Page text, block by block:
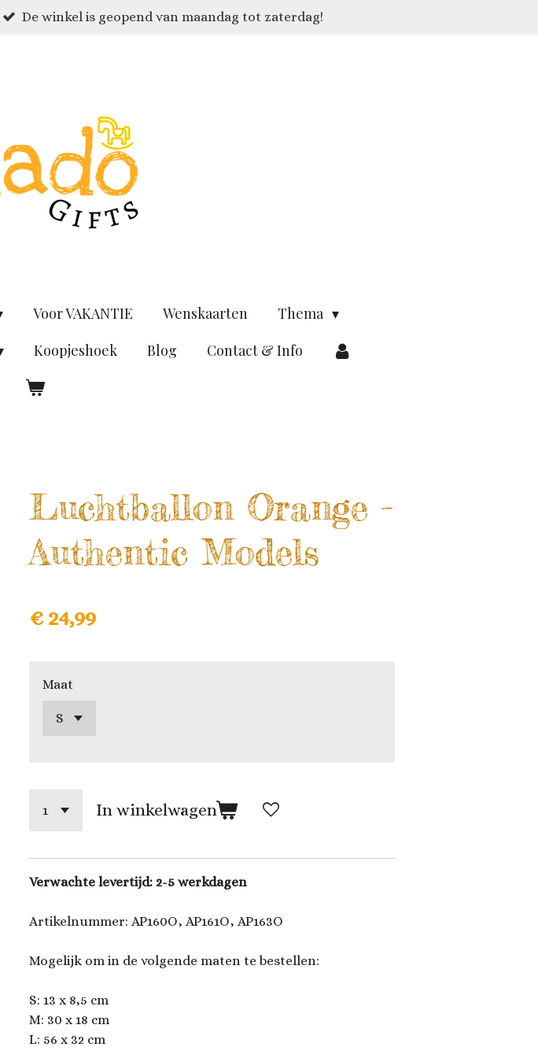
De winkel is geopend van maandag tot zaterdag!
Voor VAKANTIE Wenskaarten
Thema
Koopjeshoek Blog Contact & Info
Luchtballon Orange -
Authentic Models
€ 24,99
Maat
In winkelwagen
Verwachte levertijd: 2-5 werkdagen
Artikelnummer: AP160O, AP161O, AP163O
Mogelijk om in de volgende maten te bestellen:
S: 13 x 8,5 cm
M: 30 x 18 cm
L: 56 x 32 cm